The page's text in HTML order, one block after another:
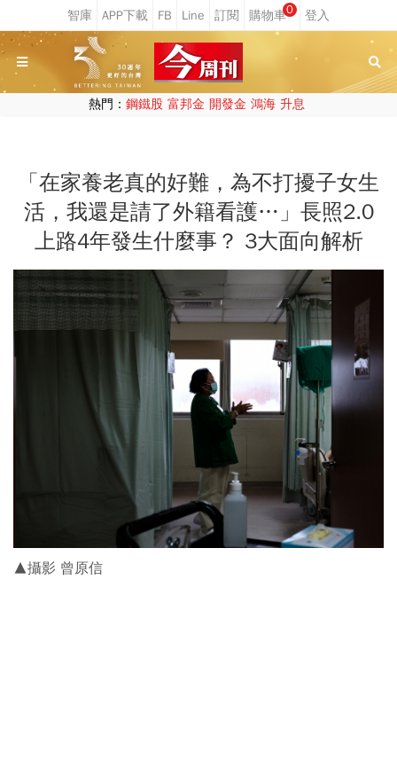
0
熱門： 鋼鐵股 富邦金 開發金 鴻海 升息
「在家養老真的好難，為不打擾子女生
活，我還是請了外籍看護…」長照2.0
上路4年發生什麼事？ 3大面向解析
▲攝影 曾原信